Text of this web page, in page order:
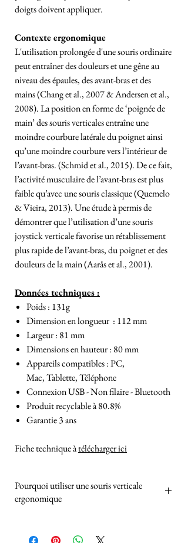
doigts doivent appliquer.
Contexte ergonomique
L'utilisation prolongée d'une souris ordinaire
peut entraîner des douleurs et une gêne au
niveau des épaules, des avant-bras et des
mains (Chang et al., 2007 & Andersen et al.,
2008). La position en forme de ‘poignée de
main’ des souris verticales entraîne une
moindre courbure latérale du poignet ainsi
qu’une moindre courbure vers l’intérieur de
l’avant-bras. (Schmid et al., 2015). De ce fait,
l’activité musculaire de l’avant-bras est plus
faible qu’avec une souris classique (Quemelo
& Vieira, 2013). Une étude à permis de
démontrer que l’utilisation d’une souris
joystick verticale favorise un rétablissement
plus rapide de l’avant-bras, du poignet et des
douleurs de la main (Aarås et al., 2001).
Données techniques :
Poids : 131g
Dimension en longueur : 112 mm
Largeur : 81 mm
Dimensions en hauteur : 80 mm
Appareils compatibles : PC,
Mac, Tablette, Téléphone
Connexion USB - Non filaire - Bluetooth
Produit recyclable à 80.8%
Garantie 3 ans
Fiche technique àtélécharger ici
Pourquoi utiliser une souris verticale
ergonomique
main à un angle de 75°, ce qui vous permet de